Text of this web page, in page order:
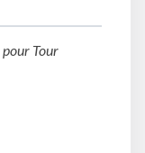
pour Tour